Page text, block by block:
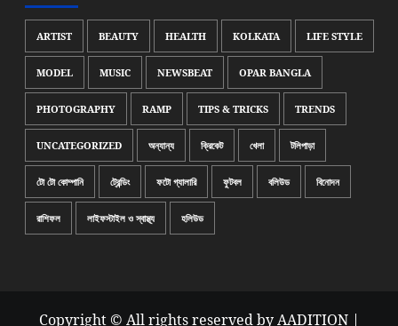
ARTIST BEAUTY HEALTH KOLKATA LIFE STYLE
MODEL MUSIC NEWSBEAT OPAR BANGLA
PHOTOGRAPHY RAMP TIPS & TRICKS TRENDS
UNCATEGORIZED অন্যান্য ক্রিকেট খেলা টলিপাড়া
টো টো কোম্পানি ট্রেন্ডিং ফটো গ্যালারি ফুটবল বলিউড বিনোদন
রাশিফল লাইফস্টাইল ও স্বাস্থ্য হলিউড
Copyright © All rights reserved by AADITION |